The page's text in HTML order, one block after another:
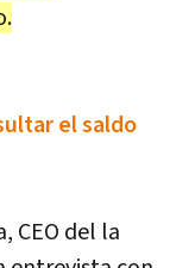
el saldo
CEO del la